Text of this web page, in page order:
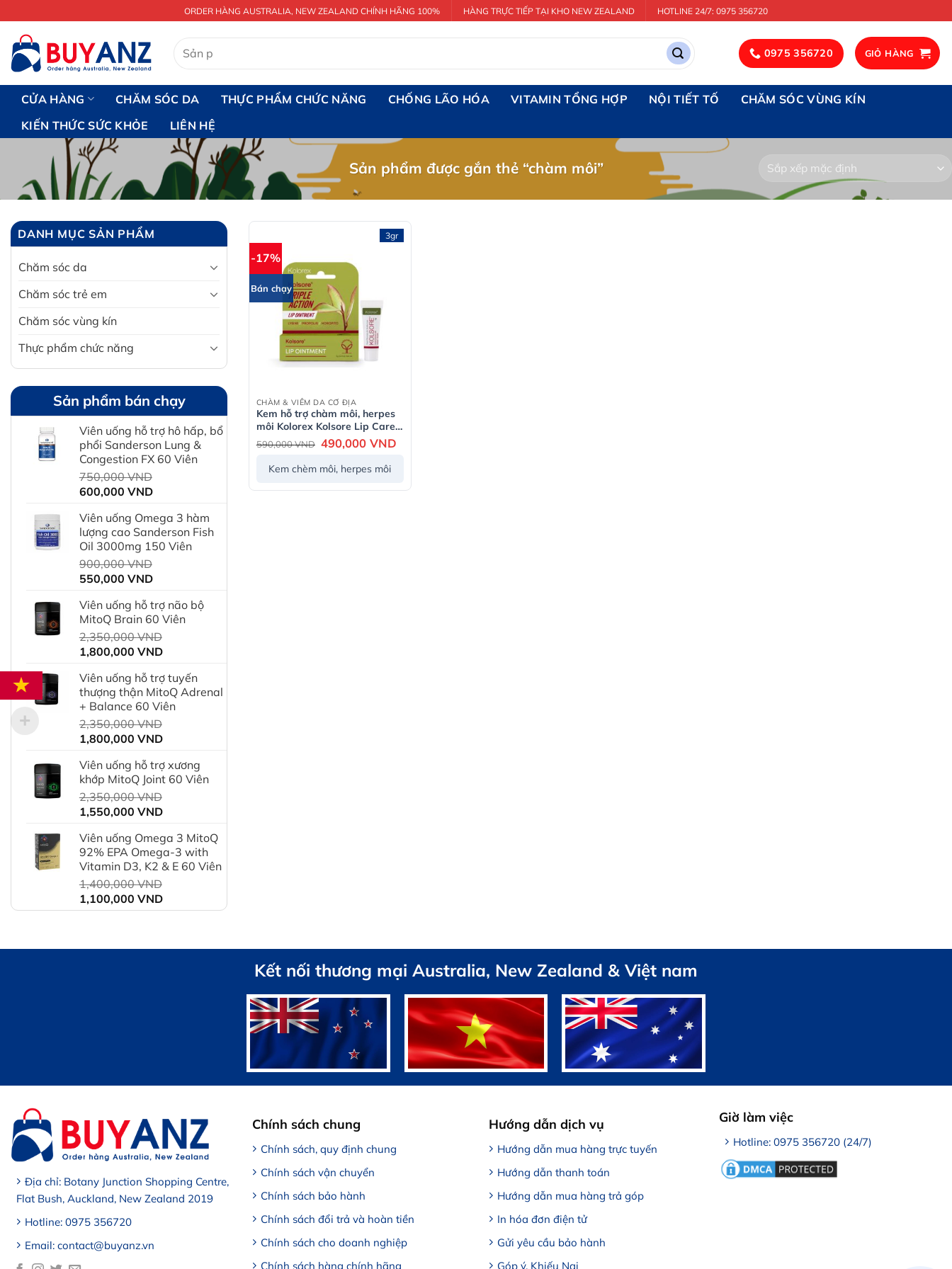
đến
nội
dung
ORDER HÀNG AUSTRALIA, NEW ZEALAND CHÍNH HÃNG 100% HÀNG TRỰC TIẾP TẠI KHO NEW ZEALAND HOTLINE 24/7: 0975 356720
kiếm:
0975 356720 GIỎ HÀNG
CỬA HÀNG CHĂM SÓC DA THỰC PHẨM CHỨC NĂNG CHỐNG LÃO HÓA VITAMIN TỔNG HỢP NỘI TIẾT TỐ
CHĂM SÓC VÙNG KÍN
KIẾN THỨC SỨC KHỎE
LIÊN HỆ
Sản phẩm được gắn thẻ “chàm môi”
DANH MỤC SẢN PHẨM
Chăm sóc da
Chăm sóc trẻ em
Chăm sóc vùng kín
Thực phẩm chức năng
Sản phẩm bán chạy
Viên uống hỗ trợ hô hấp, bổ
phổi Sanderson Lung &
Congestion FX 60 Viên
750,000VND
750,000 VND.
600,000 VNDGiá
tại
là:
600,000 VND.
Viên uống Omega 3 hàm
lượng cao Sanderson Fish
Oil 3000mg 150 Viên
900,000VND
900,000 VND.
550,000 VNDGiá
tại
là:
550,000 VND.
Viên uống hỗ trợ não bộ
MitoQ Brain 60 Viên
2,350,000VND
2,350,000 VND.
1,800,000 VNDGiá
tại
là:
1,800,000 VND.
Viên uống hỗ trợ tuyến
thượng thận MitoQ Adrenal
+ Balance 60 Viên
2,350,000VND
2,350,000 VND.
1,800,000 VNDGiá
tại
là:
1,800,000 VND.
Viên uống hỗ trợ xương
khớp MitoQ Joint 60 Viên
2,350,000VND
2,350,000 VND.
1,550,000 VNDGiá
tại
là:
1,550,000 VND.
Viên uống Omega 3 MitoQ
92% EPA Omega-3 with
Vitamin D3, K2 & E 60 Viên
1,400,000VND
là:
1,100,000 VNDGiá
hiện
-17%
Bán chạy
3gr
CHÀM & VIÊM DA CƠ ĐỊA
Kem hỗ trợ chàm môi, herpes
môi Kolorex Kolsore Lip Care
Ointment
590,000VND Giá
gốc
là:
590,000 VND.
490,000 VNDGiá
Kem chèm môi, herpes môi
Kết nối thương mại Australia, New Zealand & Việt nam
Địa chỉ: Botany Junction Shopping Centre,
Flat Bush, Auckland, New Zealand 2019
Hotline: 0975 356720
Email: contact@buyanz.vn
Chính sách chung
Chính sách, quy định chung
Chính sách vận chuyển
Chính sách bảo hành
Chính sách đổi trả và hoàn tiền
Chính sách cho doanh nghiệp
Chính sách hàng chính hãng
Hướng dẫn dịch vụ
Hướng dẫn mua hàng trực tuyến
Hướng dẫn thanh toán
Hướng dẫn mua hàng trả góp
In hóa đơn điện tử
Gửi yêu cầu bảo hành
Góp ý, Khiếu Nại
Giờ làm việc
Hotline: 0975 356720 (24/7)